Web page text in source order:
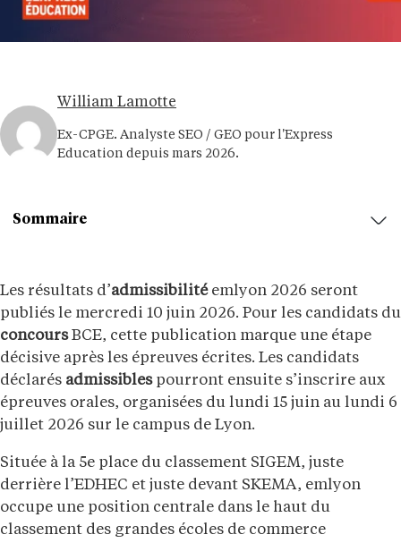
William Lamotte
Ex-CPGE. Analyste SEO / GEO pour l'Express
Education depuis mars 2026.
Les résultats d’admissibilitéemlyon 2026 seront
publiés le mercredi 10 juin 2026. Pour les candidats du
concoursBCE, cette publication marque une étape
décisive après les épreuves écrites. Les candidats
déclarés admissiblespourront ensuite s’inscrire aux
épreuves orales, organisées du lundi 15 juin au lundi 6
juillet 2026 sur le campus de Lyon.
Située à la 5e place du classement SIGEM, juste
derrière l’EDHEC et juste devant SKEMA, emlyon
occupe une position centrale dans le haut du
classement des grandes écoles de commerce
Sommaire